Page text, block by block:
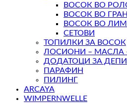
ВОСОК ВО
ВОСОК ВО
ВОСОК ВО
СЕТОВИ
ТОПИЛКИ ЗА ВОСОК
ЛОСИОНИ – МАСЛА
ДОДАТОЦИ ЗА
ПАРАФИН
ПИЛИНГ
ARCAYA
WIMPERNWELLE